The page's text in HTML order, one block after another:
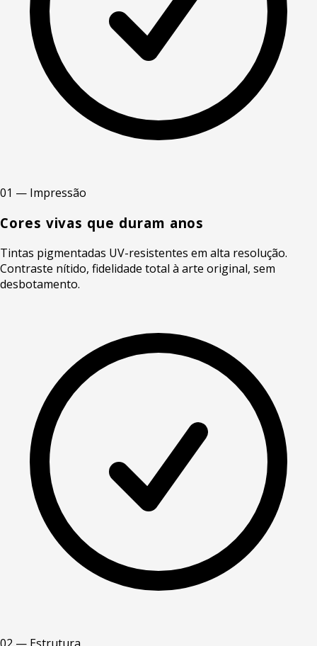
01 — Impressão
Cores vivas que duram anos
Tintas pigmentadas UV-resistentes em alta resolução.
Contraste nítido, fidelidade total à arte original, sem
desbotamento.
02 — Estrutura